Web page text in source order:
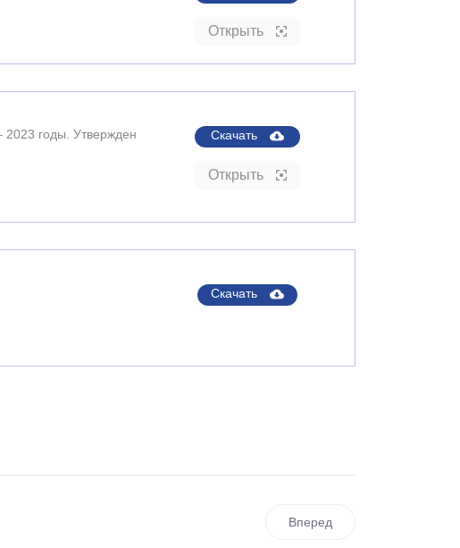
Открыть
2023 годы. Утвержден
Скачать
Открыть
Скачать
Вперед